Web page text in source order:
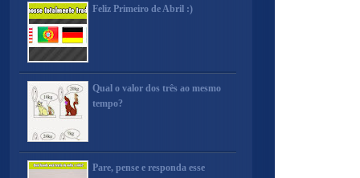
Feliz Primeiro de Abril :)
Qual o valor dos três ao mesmo
tempo?
Pare, pense e responda esse